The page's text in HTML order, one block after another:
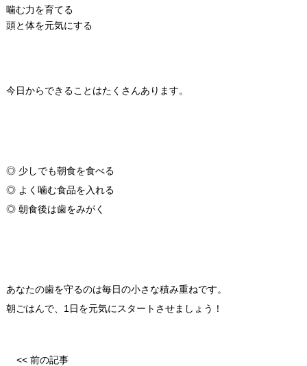
噛む力を育てる
頭と体を元気にする
今日からできることはたくさんあります。
◎ 少しでも朝食を食べる
◎ よく噛む食品を入れる
◎ 朝食後は歯をみがく
あなたの歯を守るのは毎日の小さな積み重ねです。
朝ごはんで、1日を元気にスタートさせましょう！
<< 前の記事